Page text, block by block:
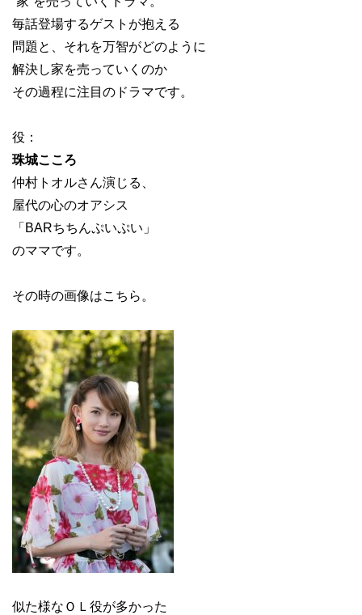
毎話登場するゲストが抱える
問題と、それを万智がどのように
解決し家を売っていくのか
その過程に注目のドラマです。
役：
珠城こころ
仲村トオルさん演じる、
屋代の心のオアシス
「BARちちんぷいぷい」
のママです。
その時の画像はこちら。
似た様なＯＬ役が多かった